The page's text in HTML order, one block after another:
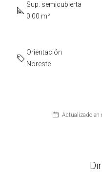
Sup. semicubierta
0.00 m²
Orientación
Noreste
Actualizado en